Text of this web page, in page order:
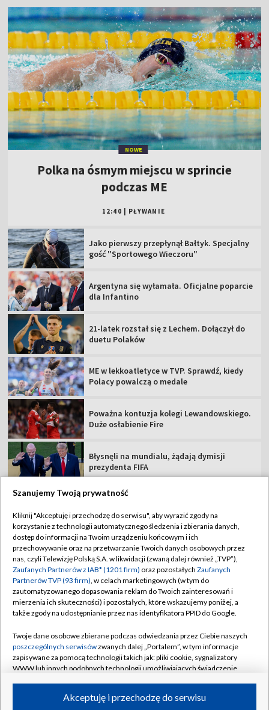
NOWE
Polka na ósmym miejscu w sprincie
podczas ME
12:40 PŁYWANIE
Jako pierwszy przepłynął Bałtyk. Specjalny
gość "Sportowego Wieczoru"
Argentyna się wyłamała. Oficjalne poparcie
dla Infantino
21-latek rozstał się z Lechem. Dołączył do
duetu Polaków
ME w lekkoatletyce w TVP. Sprawdź, kiedy
Polacy powalczą o medale
Poważna kontuzja kolegi Lewandowskiego.
Duże osłabienie Fire
Błysnęli na mundialu, żądają dymisji
prezydenta FIFA
TVP
Abonament TVP
Sklep TVP
Biuro Reklamy
Oferta Handlowa
Emisja w TVP
Rada Programowa
Ogłoszenia przetargowe
Akademia Telewizyjna
Regulamin TVP
Polityka prywatności
Moje zgody
Biuro reklamy
Kanały
©2026 Telewizja Polska Spółka Akcyjna w likwidacji
Szanujemy Twoją prywatność
Kliknij "Akceptuję i przechodzę do serwisu", aby wyrazić zgody na
korzystanie z technologii automatycznego śledzenia i zbierania danych,
dostęp do informacji na Twoim urządzeniu końcowym i ich
przechowywanie oraz na przetwarzanie Twoich danych osobowych przez
nas, czyli Telewizję Polską S.A. w likwidacji (zwaną dalej również „TVP”),
Zaufanych Partnerów z IAB* (1201 firm) oraz pozostałych Zaufanych
Partnerów TVP (93 firm), w celach marketingowych (w tym do
zautomatyzowanego dopasowania reklam do Twoich zainteresowań i
mierzenia ich skuteczności) i pozostałych, które wskazujemy poniżej, a
także zgody na udostępnianie przez nas identyfikatora PPID do Google.
Twoje dane osobowe zbierane podczas odwiedzania przez Ciebie naszych
poszczególnych serwisówzwanych dalej „Portalem”, w tym informacje
zapisywane za pomocą technologii takich jak: pliki cookie, sygnalizatory
WWW lub innych podobnych technologii umożliwiających świadczenie
ruchu w Internecie.Akceptuję i przechodzę do serwisu